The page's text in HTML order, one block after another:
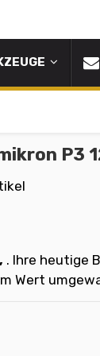
P3
. Ihre heutige
Wert